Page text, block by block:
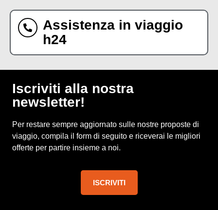
Assistenza in viaggio
h24
Iscriviti alla nostra
newsletter!
Per restare sempre aggiornato sulle nostre proposte di
viaggio, compila il form di seguito e riceverai le migliori
offerte per partire insieme a noi.
ISCRIVITI